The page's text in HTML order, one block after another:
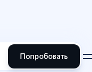
Попробовать